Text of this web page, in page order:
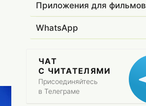
Приложения для фильмов
WhatsApp
ЧАТ
С ЧИТАТЕЛЯМИ
Присоединяйтесь
в Телеграме